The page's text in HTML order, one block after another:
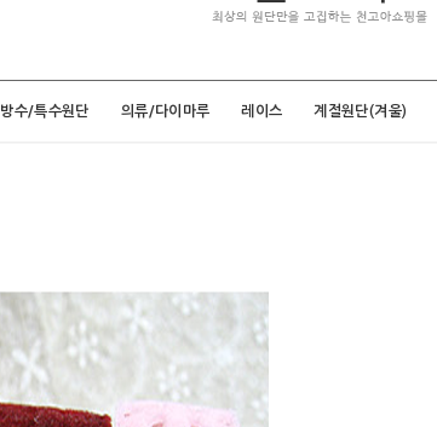
방수/특수원단 의류/다이마루 레이스 계절원단(겨울)